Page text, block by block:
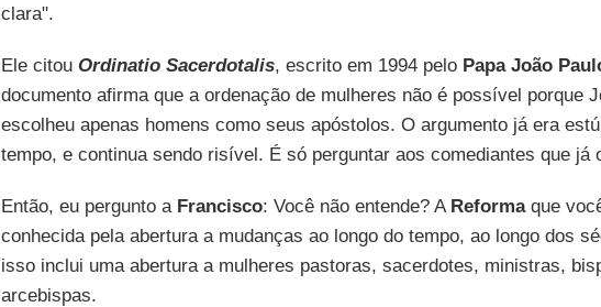
clara".
Ele citou Ordinatio Sacerdotalis, escrito em 1994 pelo Papa João
documento afirma que a ordenação de mulheres não é possível porque
escolheu apenas homens como seus apóstolos. O argumento já era
tempo, e continua sendo risível. É só perguntar aos comediantes que já
Então, eu pergunto a Francisco: Você não entende? A Reformaque
conhecida pela abertura a mudanças ao longo do tempo, ao longo dos
isso inclui uma abertura a mulheres pastoras, sacerdotes, ministras,
arcebispas.